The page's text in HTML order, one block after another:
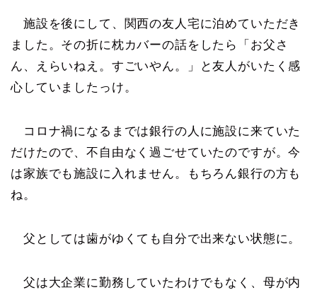
施設を後にして、関西の友人宅に泊めていただき
ました。その折に枕カバーの話をしたら「お父さ
ん、えらいねえ。すごいやん。」と友人がいたく感
心していましたっけ。
コロナ禍になるまでは銀行の人に施設に来ていた
だけたので、不自由なく過ごせていたのですが。今
は家族でも施設に入れません。もちろん銀行の方も
ね。
父としては歯がゆくても自分で出来ない状態に。
父は大企業に勤務していたわけでもなく、母が内